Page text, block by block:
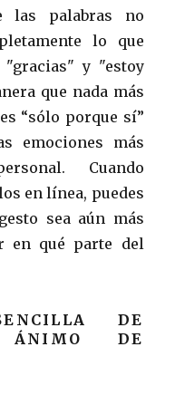
las palabras no
lo que
"gracias" y "estoy
que nada más
“sólo porque sí”
emociones más
Cuando
en línea, puedes
sea aún más
en qué parte del
DE
ÁNIMO DE